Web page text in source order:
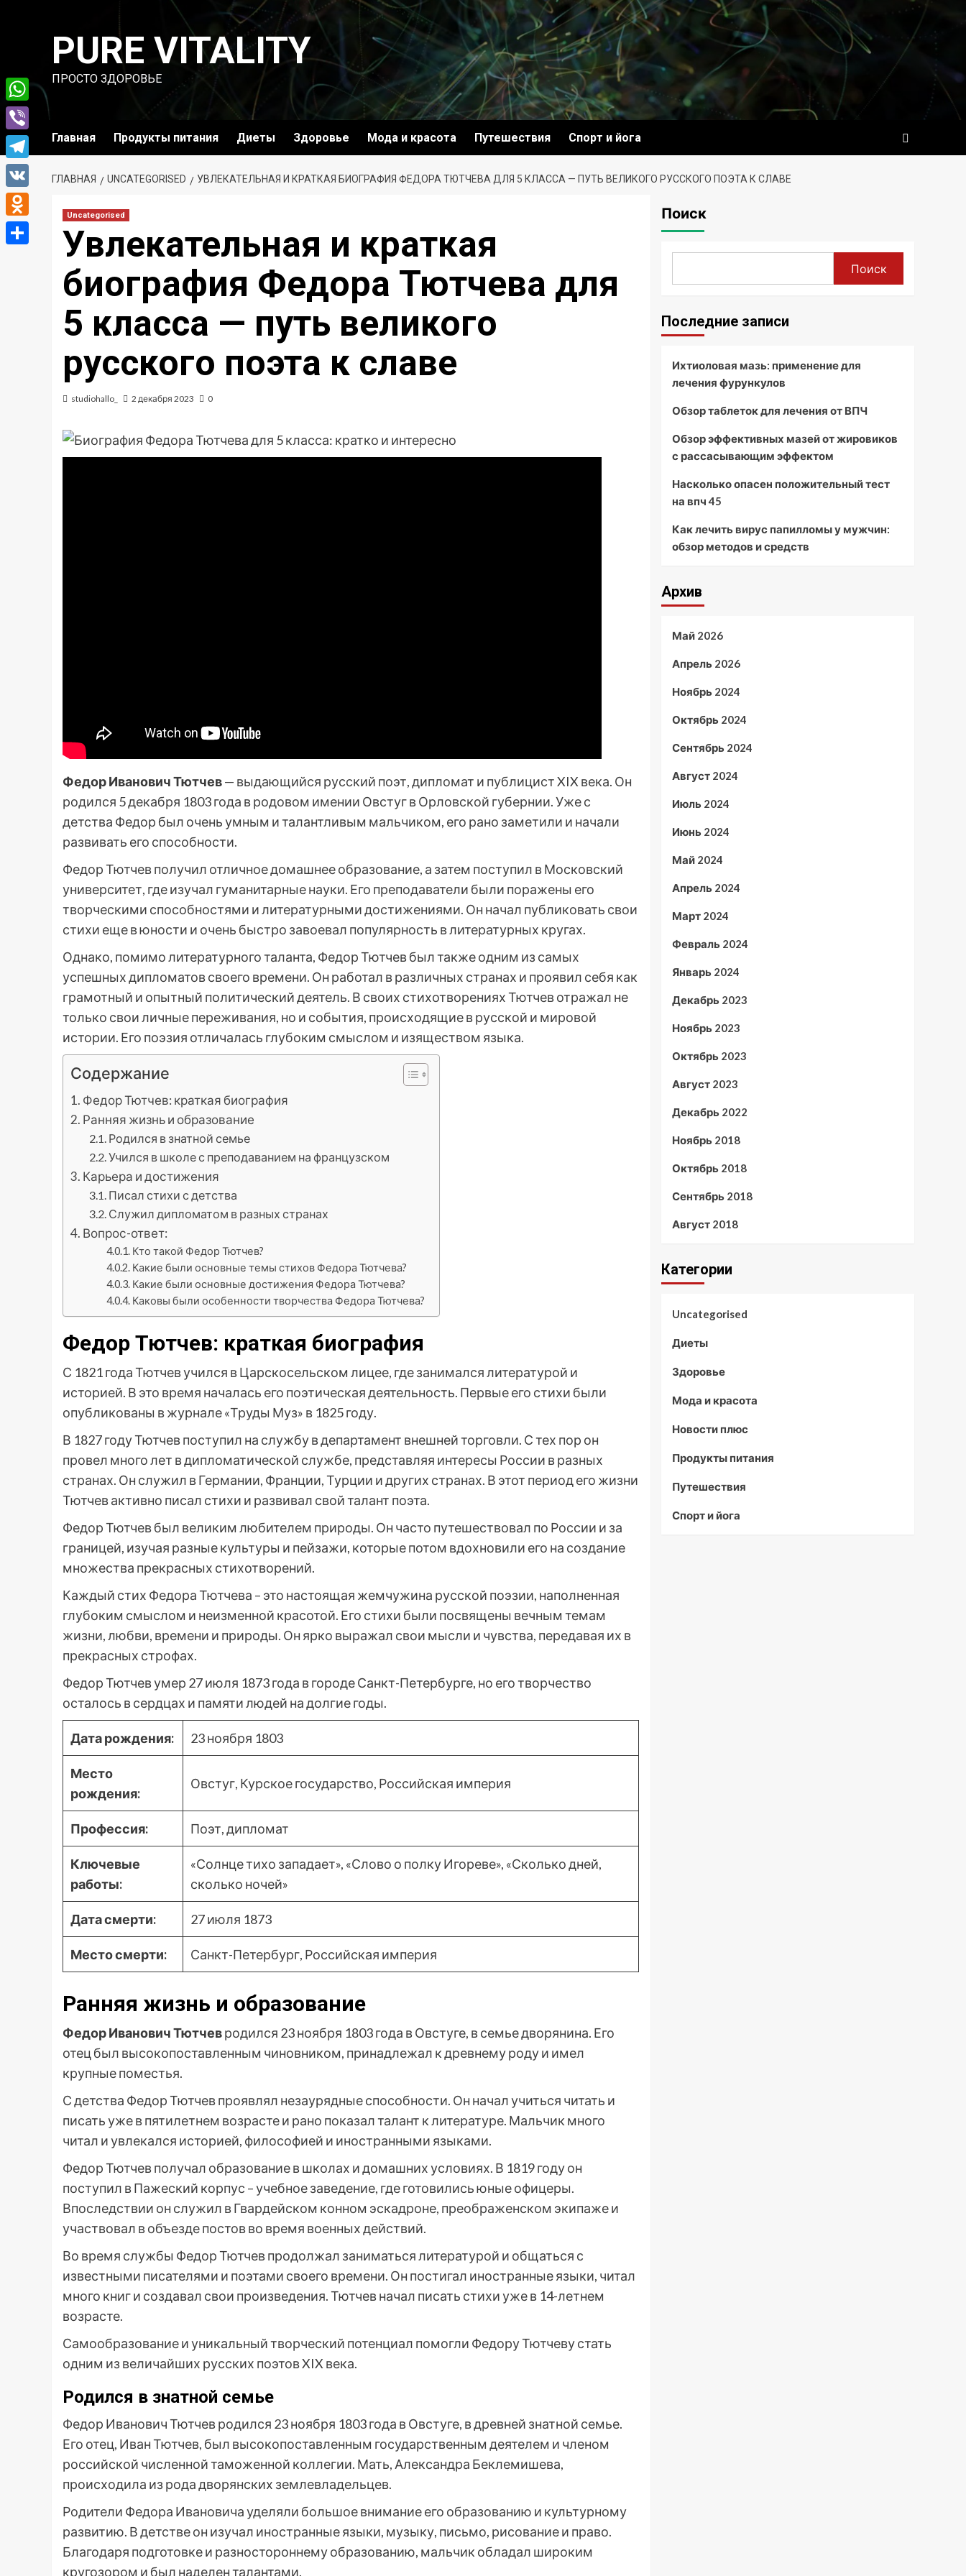
содержимомуPURE VITALITY
ПРОСТО ЗДОРОВЬЕ
Главная Продукты питания Диеты Здоровье Мода и красота Путешествия Спорт и йога
ГЛАВНАЯ UNCATEGORISED УВЛЕКАТЕЛЬНАЯ И КРАТКАЯ БИОГРАФИЯ ФЕДОРА ТЮТЧЕВА ДЛЯ 5 КЛАССА — ПУТЬ ВЕЛИКОГО РУССКОГО ПОЭТА К СЛАВЕ
Uncategorised
Увлекательная и краткая
биография Федора Тютчева для
5 класса — путь великого
русского поэта к славе
studiohallo_ 2 декабря 2023 0
Федор Иванович Тютчев— выдающийся русский поэт, дипломат и публицист XIX века. Он
родился 5 декабря 1803 года в родовом имении Овстуг в Орловской губернии. Уже с
детства Федор был очень умным и талантливым мальчиком, его рано заметили и начали
развивать его способности.
Федор Тютчев получил отличное домашнее образование, а затем поступил в Московский
университет, где изучал гуманитарные науки. Его преподаватели были поражены его
творческими способностями и литературными достижениями. Он начал публиковать свои
стихи еще в юности и очень быстро завоевал популярность в литературных кругах.
Однако, помимо литературного таланта, Федор Тютчев был также одним из самых
успешных дипломатов своего времени. Он работал в различных странах и проявил себя как
грамотный и опытный политический деятель. В своих стихотворениях Тютчев отражал не
только свои личные переживания, но и события, происходящие в русской и мировой
истории. Его поэзия отличалась глубоким смыслом и изяществом языка.
Содержание
Федор Тютчев: краткая биография
Ранняя жизнь и образование
Родился в знатной семье
Учился в школе с преподаванием на французском
Карьера и достижения
Писал стихи с детства
Служил дипломатом в разных странах
Вопрос-ответ:
Кто такой Федор Тютчев?
Какие были основные темы стихов Федора Тютчева?
Какие были основные достижения Федора Тютчева?
Каковы были особенности творчества Федора Тютчева?
Федор Тютчев: краткая биография
С 1821 года Тютчев учился в Царскосельском лицее, где занимался литературой и
историей. В это время началась его поэтическая деятельность. Первые его стихи были
опубликованы в журнале «Труды Муз» в 1825 году.
В 1827 году Тютчев поступил на службу в департамент внешней торговли. С тех пор он
провел много лет в дипломатической службе, представляя интересы России в разных
странах. Он служил в Германии, Франции, Турции и других странах. В этот период его жизни
Тютчев активно писал стихи и развивал свой талант поэта.
Федор Тютчев был великим любителем природы. Он часто путешествовал по России и за
границей, изучая разные культуры и пейзажи, которые потом вдохновили его на создание
множества прекрасных стихотворений.
Каждый стих Федора Тютчева – это настоящая жемчужина русской поэзии, наполненная
глубоким смыслом и неизменной красотой. Его стихи были посвящены вечным темам
жизни, любви, времени и природы. Он ярко выражал свои мысли и чувства, передавая их в
прекрасных строфах.
Федор Тютчев умер 27 июля 1873 года в городе Санкт-Петербурге, но его творчество
осталось в сердцах и памяти людей на долгие годы.
Дата рождения: 23 ноября 1803
Место
рождения:
Овстуг, Курское государство, Российская империя
Профессия: Поэт, дипломат
Ключевые
работы:
«Солнце тихо западает», «Слово о полку Игореве», «Сколько дней,
сколько ночей»
Дата смерти: 27 июля 1873
Место смерти: Санкт-Петербург, Российская империя
Ранняя жизнь и образование
Федор Иванович Тютчевродился 23 ноября 1803 года в Овстуге, в семье дворянина. Его
отец был высокопоставленным чиновником, принадлежал к древнему роду и имел
крупные поместья.
С детства Федор Тютчев проявлял незаурядные способности. Он начал учиться читать и
писать уже в пятилетнем возрасте и рано показал талант к литературе. Мальчик много
читал и увлекался историей, философией и иностранными языками.
Федор Тютчев получал образование в школах и домашних условиях. В 1819 году он
поступил в Пажеский корпус – учебное заведение, где готовились юные офицеры.
Впоследствии он служил в Гвардейском конном эскадроне, преображенском экипаже и
участвовал в объезде постов во время военных действий.
Во время службы Федор Тютчев продолжал заниматься литературой и общаться с
известными писателями и поэтами своего времени. Он постигал иностранные языки, читал
много книг и создавал свои произведения. Тютчев начал писать стихи уже в 14-летнем
возрасте.
Самообразование и уникальный творческий потенциал помогли Федору Тютчеву стать
одним из величайших русских поэтов XIX века.
Родился в знатной семье
Федор Иванович Тютчев родился 23 ноября 1803 года в Овстуге, в древней знатной семье.
Его отец, Иван Тютчев, был высокопоставленным государственным деятелем и членом
российской численной таможенной коллегии. Мать, Александра Беклемишева,
происходила из рода дворянских землевладельцев.
Родители Федора Ивановича уделяли большое внимание его образованию и культурному
развитию. В детстве он изучал иностранные языки, музыку, письмо, рисование и право.
Благодаря подготовке и разностороннему образованию, мальчик обладал широким
кругозором и был наделен талантами.
Поиск
Поиск
Последние записи
Ихтиоловая мазь: применение для
лечения фурункулов
Обзор таблеток для лечения от ВПЧ
Обзор эффективных мазей от жировиков
с рассасывающим эффектом
Насколько опасен положительный тест
на впч 45
Как лечить вирус папилломы у мужчин:
обзор методов и средств
Архив
Май 2026
Апрель 2026
Ноябрь 2024
Октябрь 2024
Сентябрь 2024
Август 2024
Июль 2024
Июнь 2024
Май 2024
Апрель 2024
Март 2024
Февраль 2024
Январь 2024
Декабрь 2023
Ноябрь 2023
Октябрь 2023
Август 2023
Декабрь 2022
Ноябрь 2018
Октябрь 2018
Сентябрь 2018
Август 2018
Категории
Uncategorised
Диеты
Здоровье
Мода и красота
Новости плюс
Продукты питания
Путешествия
Спорт и йога
WhatsApp
Viber
Telegram
VK
Odnoklassniki